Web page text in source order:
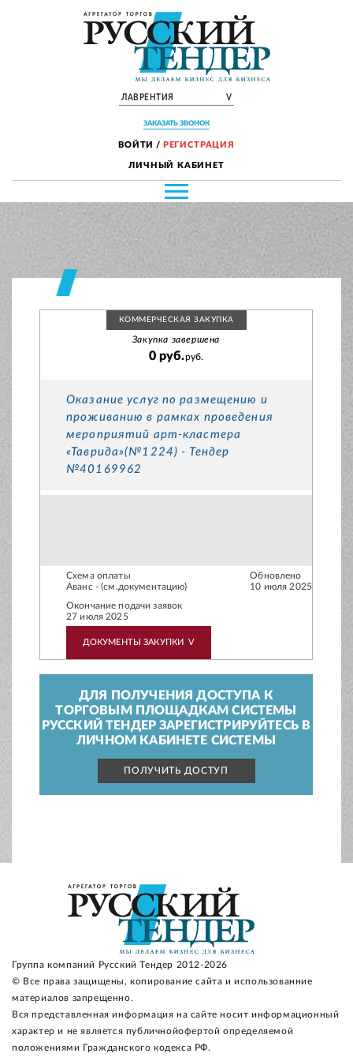
ЛАВРЕНТИЯ V
ЗАКАЗАТЬ ЗВОНОК
ВОЙТИ / РЕГИСТРАЦИЯ
ЛИЧНЫЙ КАБИНЕТ
КОММЕРЧЕСКАЯ ЗАКУПКА
Закупка завершена
0 руб.руб.
Оказание услуг по размещению и
проживанию в рамках проведения
мероприятий арт-кластера
«Таврида»(№1224) - Тендер
№40169962
Схема оплаты
Аванс - (см.документацию)
Обновлено
10 июля 2025
Окончание подачи заявок
27 июля 2025
ДОКУМЕНТЫ ЗАКУПКИ V
ДЛЯ ПОЛУЧЕНИЯ ДОСТУПА К
ТОРГОВЫМ ПЛОЩАДКАМ СИСТЕМЫ
РУССКИЙ ТЕНДЕР ЗАРЕГИСТРИРУЙТЕСЬ В
ЛИЧНОМ КАБИНЕТЕ СИСТЕМЫ
ПОЛУЧИТЬ ДОСТУП
Группа компаний Русский Тендер 2012-2026
© Все права защищены, копирование сайта и использованние
материалов запрещенно.
Вся представленная информация на сайте носит информационный
характер и не является публичнойофертой определяемой
положениями Гражданского кодекса РФ.